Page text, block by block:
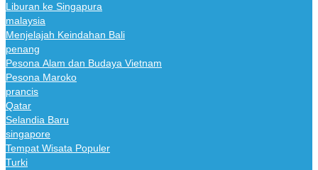
Liburan ke Singapura
malaysia
Menjelajah Keindahan Bali
penang
Pesona Alam dan Budaya Vietnam
Pesona Maroko
prancis
Qatar
Selandia Baru
singapore
Tempat Wisata Populer
Turki